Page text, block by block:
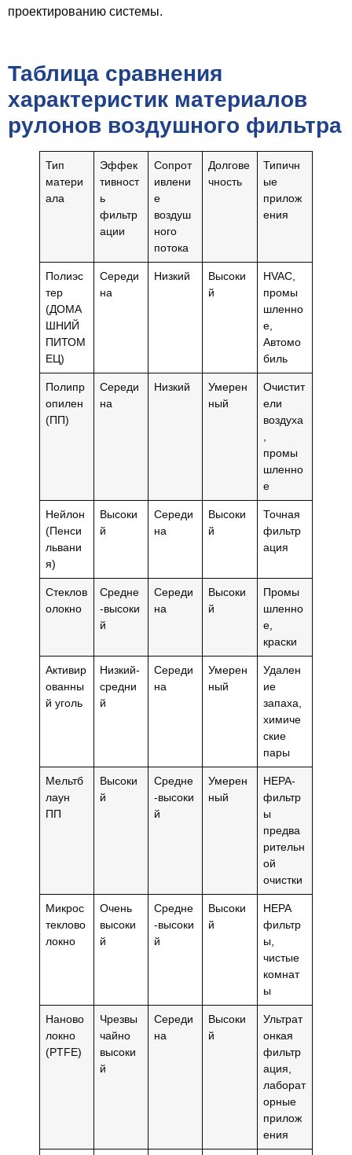
проектированию системы.
Таблица сравнения
характеристик материалов
рулонов воздушного фильтра
Тип
матери
ала
Эффек
тивност
ь
фильтр
ации
Сопрот
ивлени
е
воздуш
ного
потока
Долгове
чность
Типичн
ые
прилож
ения
Полиэс
тер
(ДОМА
ШНИЙ
ПИТОМ
ЕЦ)
Середи
на
Низкий
Высоки
й
HVAC,
промы
шленно
е,
Автомо
биль
Полипр
опилен
(ПП)
Середи
на
Низкий
Умерен
ный
Очистит
ели
воздуха
промы
шленно
е
Нейлон
(Пенси
львани
я)
Высоки
й
Середи
на
Высоки
й
Точная
фильтр
ация
Стеклов
олокно
Средне
-высоки
й
Середи
на
Высоки
й
Промы
шленно
е,
краски
Активир
ованны
й уголь
Низкий-
средни
й
Середи
на
Умерен
ный
Удален
ие
запаха,
химиче
ские
пары
Мельтб
лаун
ПП
Высоки
й
Средне
-высоки
й
Умерен
ный
HEPA-
фильтр
ы
предва
рительн
ой
очистки
Микрос
теклово
локно
Очень
высоки
й
Средне
-высоки
й
Высоки
й
HEPA
фильтр
ы,
чистые
комнат
ы
Наново
локно
(PTFE)
Чрезвы
чайно
высоки
й
Середи
на
Высоки
й
Ультрат
онкая
фильтр
ация,
лаборат
орные
прилож
ения